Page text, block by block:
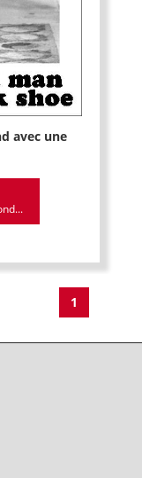
avec une
1